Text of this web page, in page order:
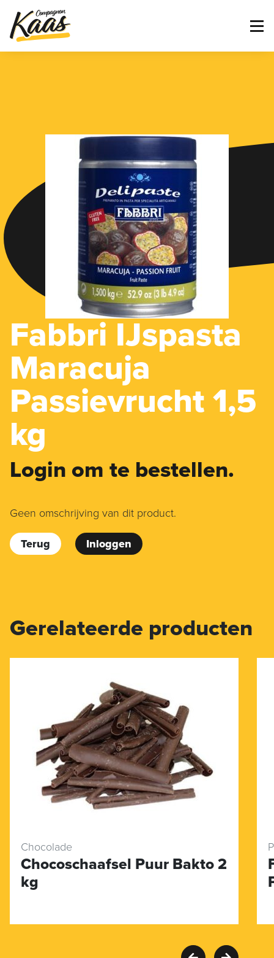
Fabbri IJspasta
Maracuja
Passievrucht 1,5
kg
Login om te bestellen.
Geen omschrijving van dit product.
Terug Inloggen
Gerelateerde producten
Chocolade
Chocoschaafsel Puur Bakto 2
kg